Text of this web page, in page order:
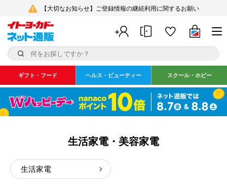
【大切なお知らせ】ご登録情報の継続利用に関するお願い
ギフト・フード ヘルス・ビューティー スクール・ホビー
生活家電・美容家電
生活家電